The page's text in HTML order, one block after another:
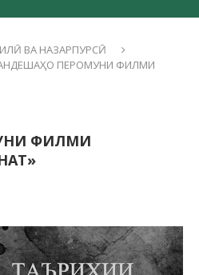
ВА НАЗАРПУРСӢ
ПЕРОМУНИ ФИЛМИ
ФИЛМИ